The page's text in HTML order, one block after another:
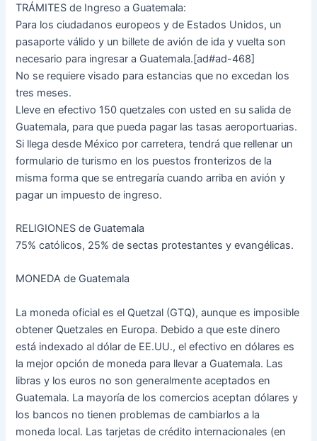
TRÁMITES de Ingreso a Guatemala:
Para los ciudadanos europeos y de Estados Unidos, un
pasaporte válido y un billete de avión de ida y vuelta son
necesario para ingresar a Guatemala.[ad#ad-468]
No se requiere visado para estancias que no excedan los
tres meses.
Lleve en efectivo 150 quetzales con usted en su salida de
Guatemala, para que pueda pagar las tasas aeroportuarias.
Si llega desde México por carretera, tendrá que rellenar un
formulario de turismo en los puestos fronterizos de la
misma forma que se entregaría cuando arriba en avión y
pagar un impuesto de ingreso.
RELIGIONES de Guatemala
75% católicos, 25% de sectas protestantes y evangélicas.
MONEDA de Guatemala
La moneda oficial es el Quetzal (GTQ), aunque es imposible
obtener Quetzales en Europa. Debido a que este dinero
está indexado al dólar de EE.UU., el efectivo en dólares es
la mejor opción de moneda para llevar a Guatemala. Las
libras y los euros no son generalmente aceptados en
Guatemala. La mayoría de los comercios aceptan dólares y
los bancos no tienen problemas de cambiarlos a la
moneda local. Las tarjetas de crédito internacionales (en